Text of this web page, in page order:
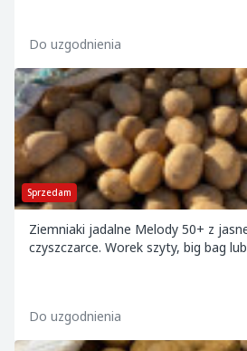
Do uzgodnienia
Sprzedam
Ziemniaki jadalne Melody 50+ z
czyszczarce. Worek szyty, big bag
Do uzgodnienia